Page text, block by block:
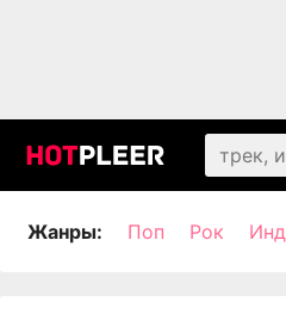
Жанры: Поп Рок